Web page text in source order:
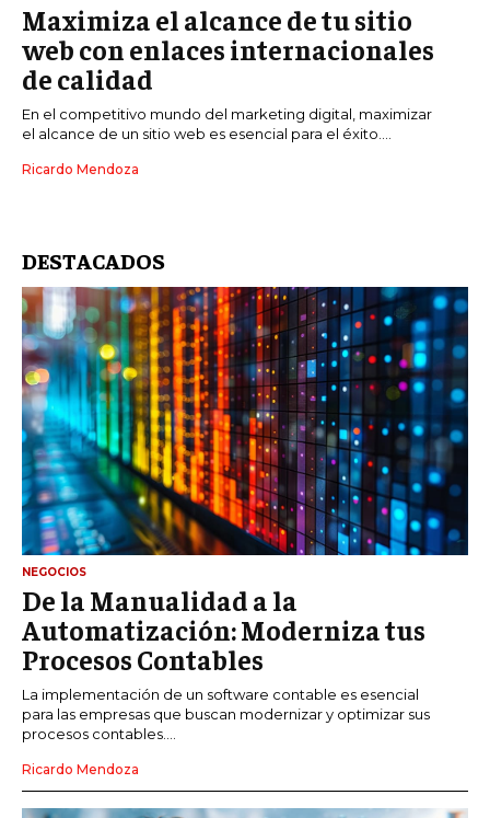
Maximiza el alcance de tu sitio
web con enlaces internacionales
de calidad
En el competitivo mundo del marketing digital, maximizar
el alcance de un sitio web es esencial para el éxito....
Ricardo Mendoza
DESTACADOS
NEGOCIOS
De la Manualidad a la
Automatización: Moderniza tus
Procesos Contables
La implementación de un software contable es esencial
para las empresas que buscan modernizar y optimizar sus
procesos contables....
Ricardo Mendoza